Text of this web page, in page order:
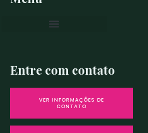
Entre com contato
VER INFORMAÇÕES DE
CONTATO